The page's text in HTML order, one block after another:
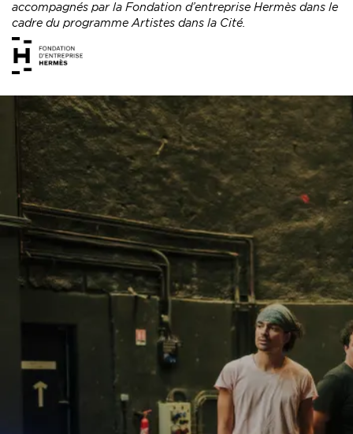
accompagnés par la Fondation d’entreprise Hermès dans le
cadre du programme Artistes dans la Cité.
image